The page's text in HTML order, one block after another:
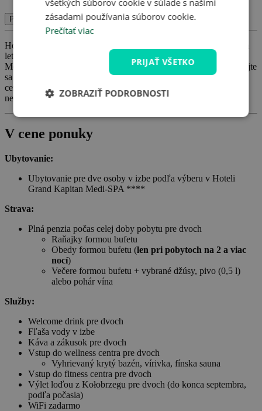
Potvrdiť
Hoďte stres všedných dní za hlavu a užite si dovolenku v krásnom
letovisku Ustronie Morskie. Ubytujete sa v Hoteli Grand Kapitan
Medi-SPA ****, odkiaľ to budete mať len 300 m na pláž, a nechajte
sa rozmaznávať bohatou plnou penziou a oddychom vo wellness
centre s bazénom, vírivkou a saunou. Na výlet môžete vyraziť do
neďalekého Kołobrzegu alebo Koszalinu.
V cene ponuky
Ubytovanie:
Ubytovanie pre dve osoby v izbe podľa výberu v Hoteli
Grand Kapitan Medi-SPA ****
Strava:
Plná penzia počas celej doby pobytu pre dvoch
Raňajky formou bufetu
Obedy formou bufetu (len pri pobytoch na 2 a viac
nocí)
Večere formou bufetu + vybrané džúsy, pivo (0,5 l)
alebo pohár vína
Služby:
Welcome drink pre dvoch
Fľaša vody v izbe
Káva a zákusok pre dvoch
Vstup do wellness centra pre dvoch
Vyhrievaný krytý bazén, vírivka, fínska sauna
Vstup do fitness centra pre dvoch
Výlet loďou z Kołobrzegu pre dvoch (do konca septembra,
podľa počasia)
WiFi zadarmo
všetkých súborov cookie v súlade s našimi
zásadami používania súborov cookie.
Prečítať viac
PRIJAŤ VŠETKO
ZOBRAZIŤ PODROBNOSTI